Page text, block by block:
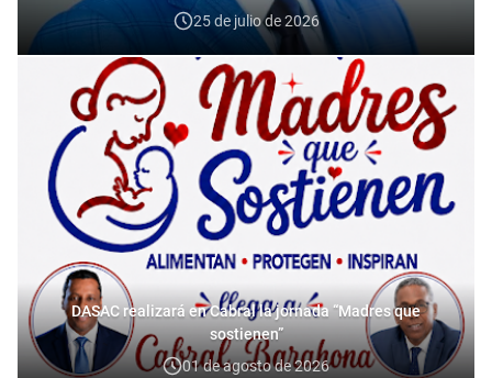
25 de julio de 2026
DASAC realizará en Cabral la jornada “Madres que
sostienen”
01 de agosto de 2026